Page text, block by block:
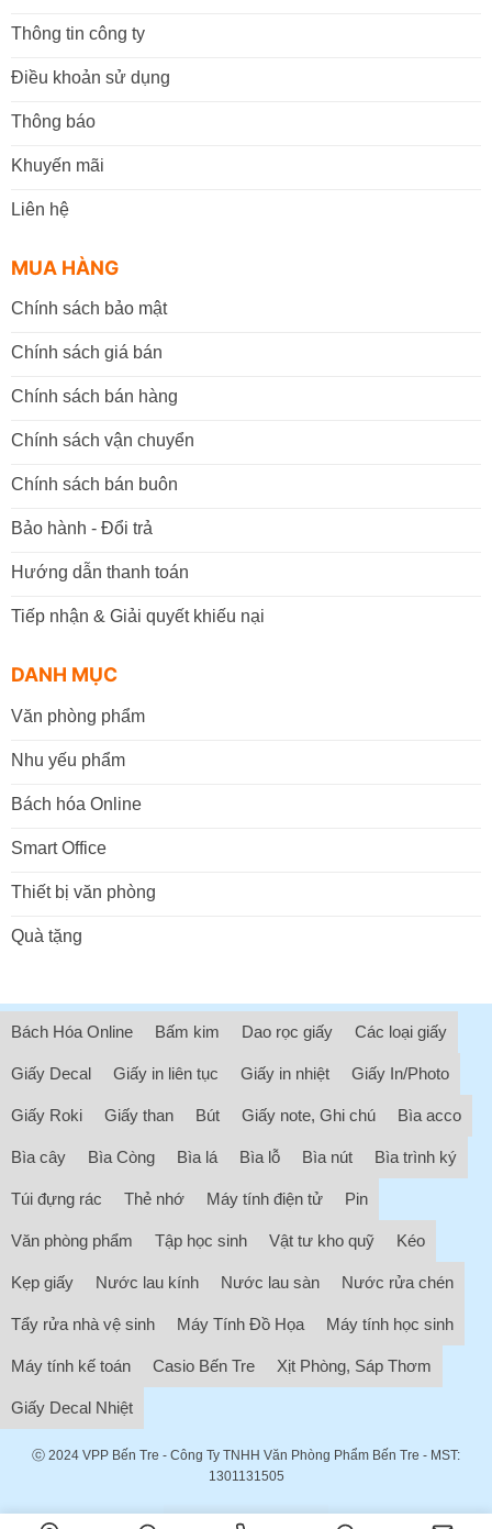
Thông tin công ty
Điều khoản sử dụng
Thông báo
Khuyến mãi
Liên hệ
MUA HÀNG
Chính sách bảo mật
Chính sách giá bán
Chính sách bán hàng
Chính sách vận chuyển
Chính sách bán buôn
Bảo hành - Đổi trả
Hướng dẫn thanh toán
Tiếp nhận & Giải quyết khiếu nại
DANH MỤC
Văn phòng phẩm
Nhu yếu phẩm
Bách hóa Online
Smart Office
Thiết bị văn phòng
Quà tặng
Bách Hóa Online Bấm kim Dao rọc giấy Các loại giấy
Giấy Decal Giấy in liên tục Giấy in nhiệt Giấy In/Photo
Giấy Roki Giấy than Bút Giấy note, Ghi chú Bìa acco
Bìa cây Bìa Còng Bìa lá Bìa lỗ Bìa nút Bìa trình ký
Túi đựng rác Thẻ nhớ Máy tính điện tử Pin
Văn phòng phẩm Tập học sinh Vật tư kho quỹ Kéo
Kẹp giấy Nước lau kính Nước lau sàn Nước rửa chén
Tẩy rửa nhà vệ sinh Máy Tính Đồ Họa Máy tính học sinh
Máy tính kế toán Casio Bến Tre Xịt Phòng, Sáp Thơm
Giấy Decal Nhiệt
ⓒ 2024 VPP Bến Tre - Công Ty TNHH Văn Phòng Phẩm Bến Tre - MST:
1301131505